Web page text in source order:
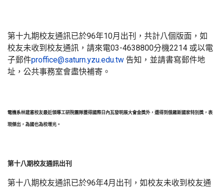
第十九期校友通訊已於96年10月出刊，共計八個版面，如
校友未收到校友通訊，請來電03-4638800分機2214 或以電
子郵件proffice@saturn.yzu.edu.tw 告知，並請書寫郵件地
址，公共事務室會盡快補寄。
電機系林建憲校友最近領導工研院團隊獲得國際日內瓦發明展大會金獎外，還得到俄羅斯國家特別獎，表
現傑出，為國也為校增光。
第十八期校友通訊出刊
第十八期校友通訊已於96年4月出刊，如校友未收到校友通